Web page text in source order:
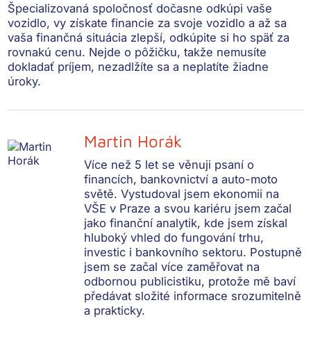
Špecializovaná spoločnosť dočasne odkúpi vaše
vozidlo, vy získate financie za svoje vozidlo a až sa
vaša finančná situácia zlepší, odkúpite si ho späť za
rovnakú cenu. Nejde o pôžičku, takže nemusíte
dokladať príjem, nezadlžíte sa a neplatíte žiadne
úroky.
Martin Horák
Více než 5 let se věnuji psaní o
financích, bankovnictví a auto-moto
světě. Vystudoval jsem ekonomii na
VŠE v Praze a svou kariéru jsem začal
jako finanční analytik, kde jsem získal
hluboký vhled do fungování trhu,
investic i bankovního sektoru. Postupně
jsem se začal více zaměřovat na
odbornou publicistiku, protože mě baví
předávat složité informace srozumitelně
a prakticky.